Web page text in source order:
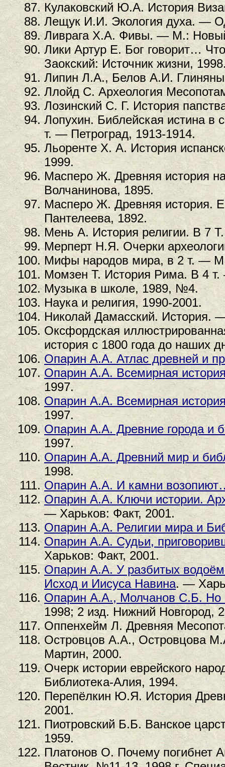
Кулаковский Ю.А. История
Лещук И.И. Экология духа. —
Ливрага Х.А. Фивы. — М.:
Лики Артур Е. Бог говорит…
Заокский: Источник жизни,
Липин Л.А., Белов А.И.
Ллойд С. Археология
Лозинский С. Г. История
Лопухин. Библейская истина в
т. — Петроград, 1913-1914.
Льоренте Х. А. История
1999.
Масперо Ж. Древняя история
Волчанинова, 1895.
Масперо Ж. Древняя история.
Пантелеева, 1892.
Мень А. История религии. В 7
Мерперт Н.Я. Очерки
Мифы народов мира, в 2 т. —
Момзен Т. История Рима. В 4
Музыка в школе, 1989, №4.
Наука и религия, 1990-2001.
Николай Дамасский. История.
Оксфордская
история с 1800 года до
Опарин А.А. Атлас древней и
Опарин А.А. Всемирная
1997.
Опарин А.А. Всемирная
1997.
Опарин А.А. Древние города и
1997.
Опарин А.А. Древний мир и
1998.
Опарин А.А. И камни
Опарин А.А. Ключи истории.
— Харьков: Факт, 2001.
Опарин А.А. Религии мира и
Опарин А.А. Судьи,
Харьков: Факт, 2001.
Опарин А.А. У разбитых
Исход и Иисуса Навина. —
Опарин А.А., Молчанов С.Б. Но
1998; 2 изд. Нижний Новгород,
Оппенхейм Л. Древняя
Островцов А.А., Островцова
Мартин, 2000.
Очерк истории еврейского
Библиотека-Алия, 1994.
Перепёлкин Ю.Я. История
2001.
Пиотровский Б.Б. Ванское
1959.
Платонов О. Почему погибнет